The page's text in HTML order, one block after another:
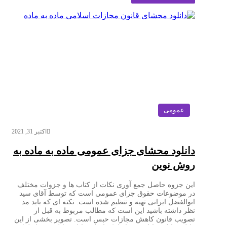
عمومی
اکتبر 31, 2021
دانلود محشای جزای عمومی ماده به ماده به
روش نوین
این جزوه حاصل جمع آوری نکات از کتاب ها و جزوات مختلف
در موضوعات حقوق جزای عمومی است که توسط آقای سید
ابوالفضل ایرانی تهیه و تنظیم شده است. نکته ای که باید مد
نظر داشته باشید این است که مطالب مربوط به قبل از
تصویب قانون کاهش مجازات حبس است. تصویر بخشی از این